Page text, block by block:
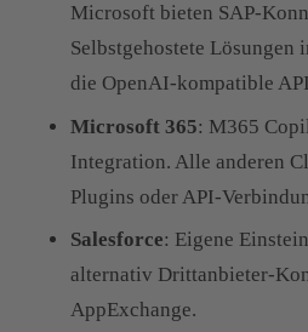
Microsoft bieten SAP-
Selbstgehostete Lösungen
die OpenAI-kompatible
Microsoft 365: M365
Integration. Alle anderen
Plugins oder API-
Salesforce: Eigene
alternativ Drittanbieter-
AppExchange.